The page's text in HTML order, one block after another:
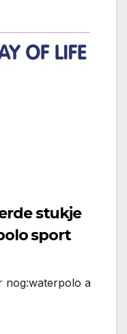
stukje
sport
nog:waterpolo a